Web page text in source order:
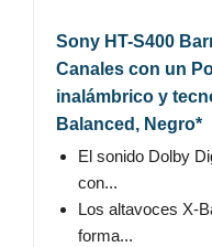
Sony HT-S400
Canales con un
inalámbrico y
Balanced, Negro*
El sonido Dolby
con...
Los altavoces X-
forma...